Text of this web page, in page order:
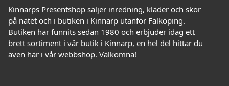
Kinnarps Presentshop säljer inredning, kläder och skor
på nätet och i butiken i Kinnarp utanför Falköping.
Butiken har funnits sedan 1980 och erbjuder idag ett
brett sortiment i vår butik i Kinnarp, en hel del hittar du
även här i vår webbshop. Välkomna!